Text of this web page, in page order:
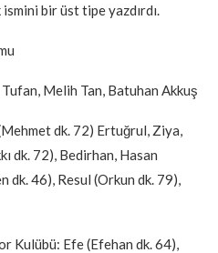
bir üst tipe yazdırdı.
Melih Tan, Batuhan Akkuş
dk. 72) Ertuğrul, Ziya,
dk. 72), Bedirhan, Hasan
dk. 46), Resul (Orkun dk. 79),
Kulübü: Efe (Efehan dk. 64),